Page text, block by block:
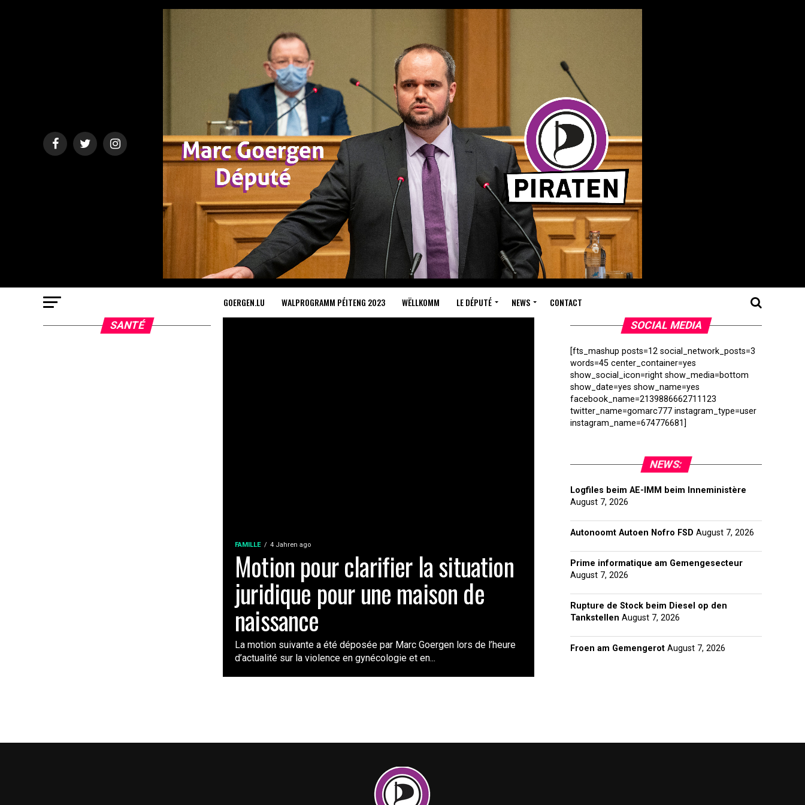
GOERGEN.LU WALPROGRAMM PÉITENG 2023 WËLLKOMM LE DÉPUTÉ NEWS CONTACT
FAMILLE 4 Jahren ago
Motion pour clarifier la situation
juridique pour une maison de
naissance
La motion suivante a été déposée par Marc Goergen lors de l’heure
d’actualité sur la violence en gynécologie et en...
SANTÉ SOCIAL MEDIA
[fts_mashup posts=12 social_network_posts=3
words=45 center_container=yes
show_social_icon=right show_media=bottom
show_date=yes show_name=yes
facebook_name=2139886662711123
twitter_name=gomarc777 instagram_type=user
instagram_name=674776681]
NEWS:
Logfiles beim AE-IMM beim Inneministère
August 7, 2026
Autonoomt Autoen Nofro FSD August 7, 2026
Prime informatique am Gemengesecteur
August 7, 2026
Rupture de Stock beim Diesel op den
Tankstellen August 7, 2026
Froen am Gemengerot August 7, 2026